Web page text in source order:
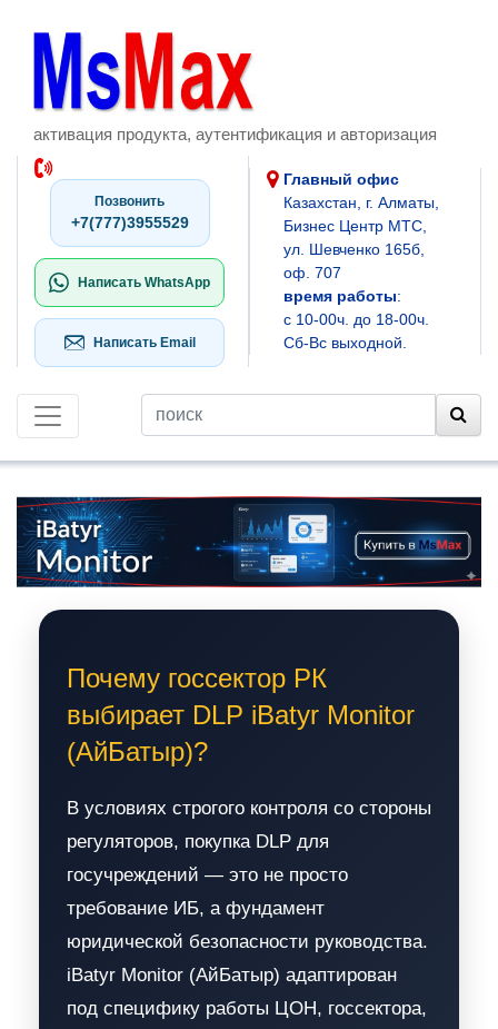
активация продукта, аутентификация и авторизация
Позвонить
+7(777)3955529
Написать WhatsApp
Написать Email
Главный офис
Казахстан, г. Алматы,
Бизнес Центр МТС,
ул. Шевченко 165б,
оф. 707
время работы:
с 10-00ч. до 18-00ч.
Сб-Вс выходной.
Почему госсектор РК
выбирает DLP iBatyr Monitor
(АйБатыр)?
В условиях строгого контроля со стороны
регуляторов, покупка DLP для
госучреждений — это не просто
требование ИБ, а фундамент
юридической безопасности руководства.
iBatyr Monitor (АйБатыр) адаптирован
под специфику работы ЦОН, госсектора,